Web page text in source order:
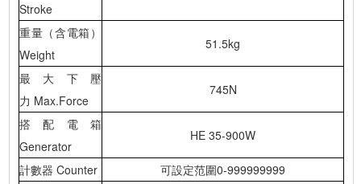
Stroke
重量（含電箱）
Weight
51.5kg
最大下壓
力 Max.Force
745N
搭配電箱
Generator
HE 35-900W
計數器 Counter
可設定范圍0-999999999